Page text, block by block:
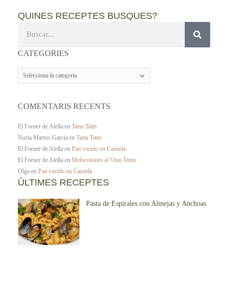
QUINES RECEPTES BUSQUES?
CATEGORIES
CATEGORIES
COMENTARIS RECENTS
El Forner de Alella en Tarta Tatin
Nuria Martos Garcia en Tarta Tatin
El Forner de Alella en Pan cocido en Cazuela
El Forner de Alella en Melocotones al Vino Tinto
Olga en Pan cocido en Cazuela
ÚLTIMES RECEPTES
Pasta de Espirales con Almejas y Anchoas